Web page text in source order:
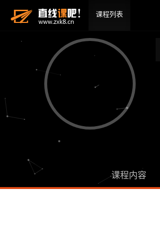
课程列表
课程内容